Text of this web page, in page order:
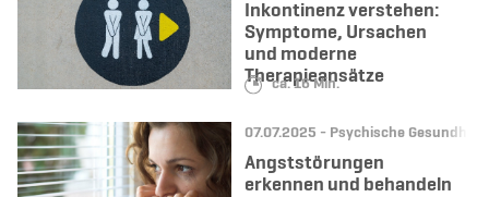
Lesedauer:
ca. 16 Min.
Inkontinenz verstehen:
Symptome, Ursachen
und moderne
Therapieansätze
Datum:
07.07.2025 - Kategorie:
Psychische Gesundheit
Angststörungen
erkennen und behandeln